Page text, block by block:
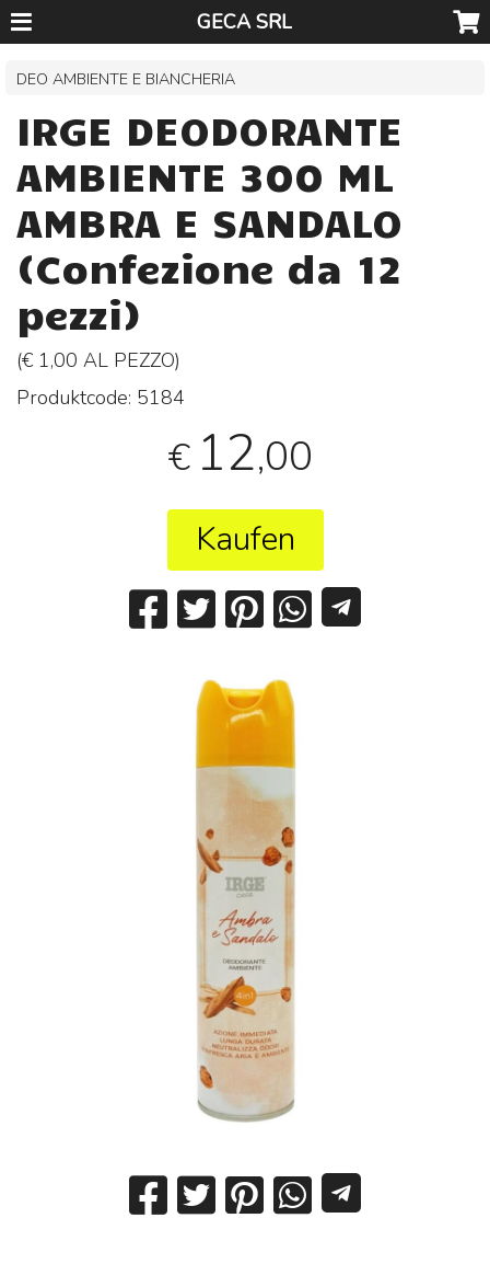
GECA SRL
DEO AMBIENTE E BIANCHERIA
IRGE DEODORANTE
AMBIENTE 300 ML
AMBRA E SANDALO
(Confezione da 12
pezzi)
(€ 1,00 AL PEZZO)
Produktcode: 5184
€ 12,00
Kaufen